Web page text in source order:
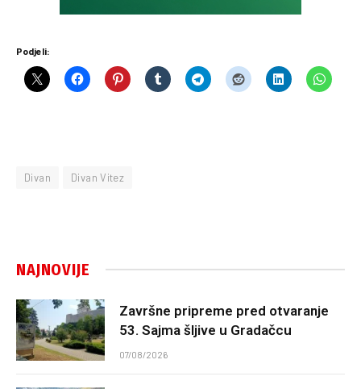
Podjeli:
Divan Divan Vitez
NAJNOVIJE
Završne pripreme pred otvaranje
53. Sajma šljive u Gradačcu
07/08/2026